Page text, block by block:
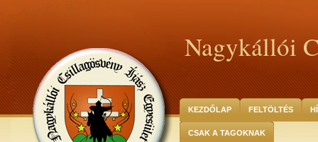
Nagykállói
KEZDŐLAP FELTÖLTÉS
CSAK A TAGOKNAK